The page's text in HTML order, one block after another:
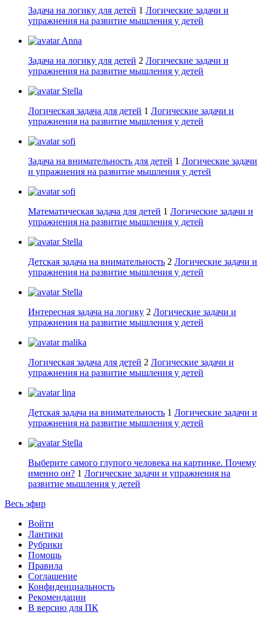
Задача на логику для детей 1 Логические задачи и
упражнения на развитие мышления у детей
Anna
Задача на логику для детей 2 Логические задачи и
упражнения на развитие мышления у детей
Stella
Логическая задача для детей 1 Логические задачи и
упражнения на развитие мышления у детей
sofi
Задача на внимательность для детей 1 Логические задачи
и упражнения на развитие мышления у детей
sofi
Математическая задача для детей 1 Логические задачи и
упражнения на развитие мышления у детей
Stella
Детская задача на внимательность 2 Логические задачи и
упражнения на развитие мышления у детей
Stella
Интересная задача на логику 2 Логические задачи и
упражнения на развитие мышления у детей
malika
Логическая задача для детей 2 Логические задачи и
упражнения на развитие мышления у детей
lina
Детская задача на внимательность 1 Логические задачи и
упражнения на развитие мышления у детей
Stella
Выберите самого глупого человека на картинке. Почему
именно он? 1 Логические задачи и упражнения на
развитие мышления у детей
Весь эфир
Войти
Лантики
Рубрики
Помощь
Правила
Соглашение
Конфиденциальность
Рекомендации
В версию для ПК